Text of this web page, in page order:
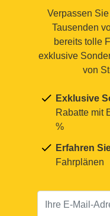
Verpassen
Tausenden
bereits tolle
exklusive
von
Exklusive
Rabatte mit
%
Erfahren
Fahrplänen